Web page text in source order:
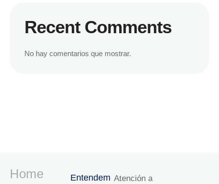
Recent Comments
No hay comentarios que mostrar.
Home
Entendem Atención a